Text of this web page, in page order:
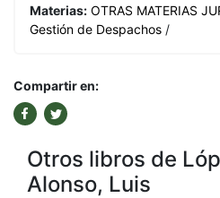
Materias: OTRAS MATERIAS
Gestión de Despachos /
Compartir en:
Otros libros de
Alonso, Luis